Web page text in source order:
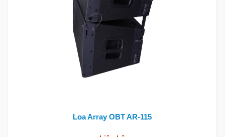
Loa Array OBT AR-115